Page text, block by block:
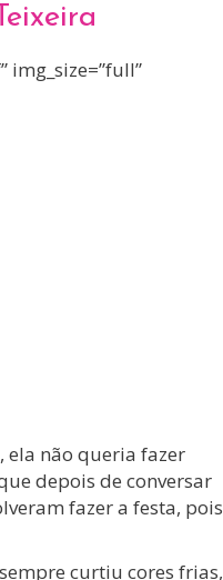
img_size=”full”
ela não queria fazer
depois de conversar
fazer a festa, pois
curtiu cores frias,